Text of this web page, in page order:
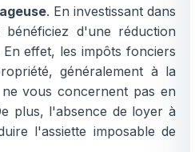
. En investissant dans
d'une réduction
effet, les impôts fonciers
généralement à la
vous concernent pas en
plus, l'absence de loyer à
l'assiette imposable de